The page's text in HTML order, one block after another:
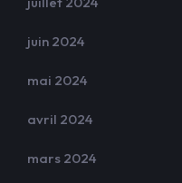
juin 2024
mai 2024
avril 2024
mars 2024